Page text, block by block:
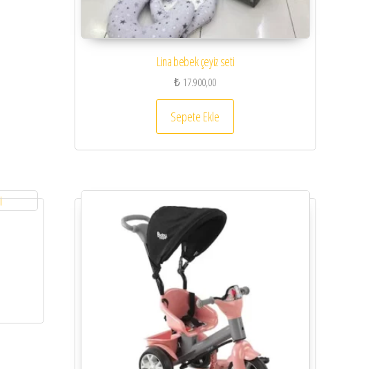
Lina bebek çeyiz seti
₺ 17.900,00
Sepete Ekle
fazla varyasyonu var. Seçenekler ürün sayfasından seçilebilir